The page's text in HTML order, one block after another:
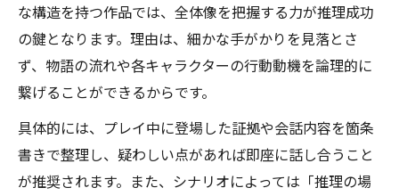
な構造を持つ作品では、全体像を把握する力が推理成功
の鍵となります。理由は、細かな手がかりを見落とさ
ず、物語の流れや各キャラクターの行動動機を論理的に
繋げることができるからです。
具体的には、プレイ中に登場した証拠や会話内容を箇条
書きで整理し、疑わしい点があれば即座に話し合うこと
が推奨されます。また、シナリオによっては「推理の場